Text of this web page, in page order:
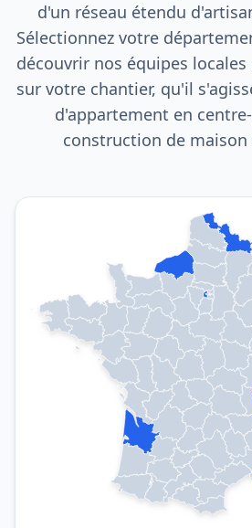
d'un réseau étendu
Sélectionnez votre
découvrir nos équipes
sur votre chantier, qu'il
d'appartement en
construction de